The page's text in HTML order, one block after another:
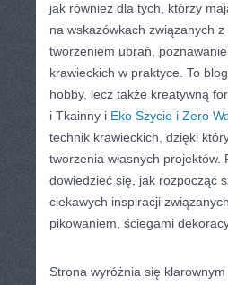
jak również dla tych, którzy
na wskazówkach związanych
tworzeniem ubrań,
krawieckich w praktyce. To
hobby, lecz także kreatywną
i Tkainny i Eko Szycie i Zero
technik krawieckich, dzięki
tworzenia własnych
dowiedzieć się, jak rozpocząć
ciekawych inspiracji
pikowaniem, ściegami
Strona wyróżnia się